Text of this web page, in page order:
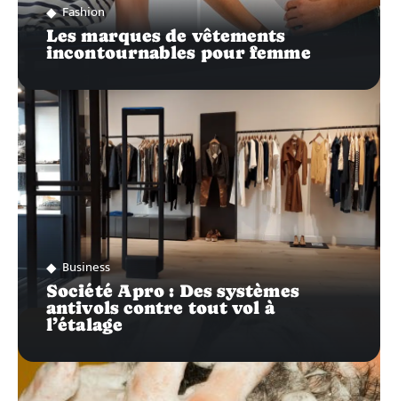
Fashion
Les marques de vêtements
incontournables pour femme
Business
Société Apro : Des systèmes
antivols contre tout vol à
l’étalage